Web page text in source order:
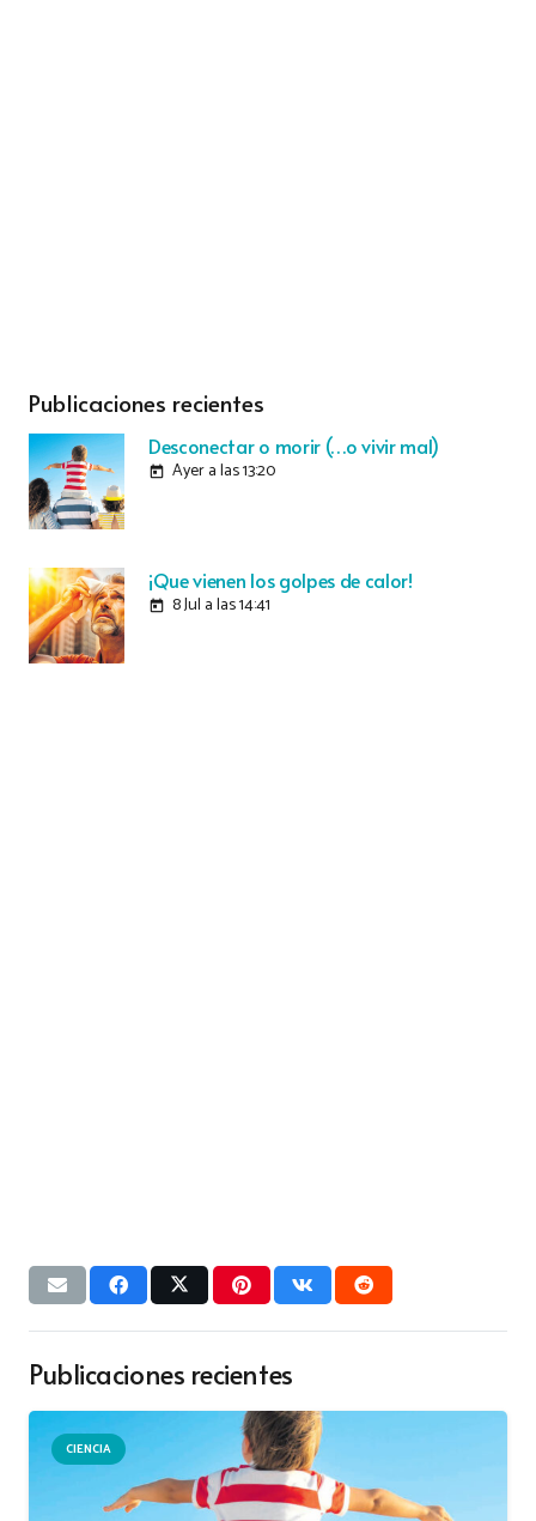
Publicaciones recientes
Desconectar o morir (…o vivir mal)
today Ayer a las 13:20
¡Que vienen los golpes de calor!
today 8 Jul a las 14:41
Publicaciones recientes
CIENCIA